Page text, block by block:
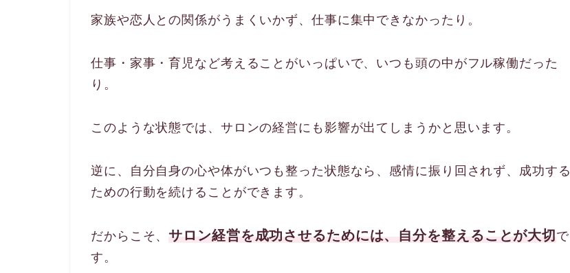
家族や恋人との関係がうまくいかず、仕事に集中できなかったり。
仕事・家事・育児など考えることがいっぱいで、いつも頭の中がフル稼働だった
り。
このような状態では、サロンの経営にも影響が出てしまうかと思います。
逆に、自分自身の心や体がいつも整った状態なら、感情に振り回されず、成功する
ための行動を続けることができます。
だからこそ、サロン経営を成功させるためには、自分を整えることが大切 で
す。